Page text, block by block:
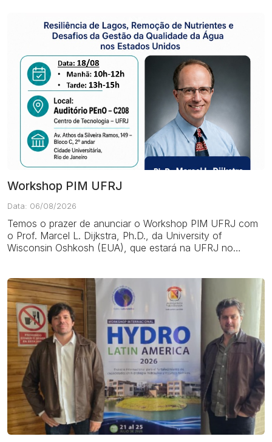
Workshop PIM UFRJ
Data: 06/08/2026
Temos o prazer de anunciar o Workshop PIM UFRJ com
o Prof. Marcel L. Dijkstra, Ph.D., da University of
Wisconsin Oshkosh (EUA), que estará na UFRJ no